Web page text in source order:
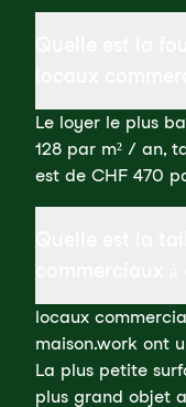
Le loyer le plus
128 par m² / an,
est de CHF 470
locaux
maison.work ont
La plus petite
plus grand objet